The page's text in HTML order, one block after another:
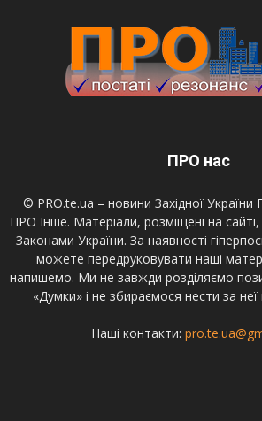
ПРО нас
© PRO.te.ua – новини Західної
ПРО Інше. Матеріали, розміщені на
Законами України. За наявності
можете передруковувати наші
напишемо. Ми не завжди розділяємо
«Думки» і не збираємося нести за неї
Наші контакти: